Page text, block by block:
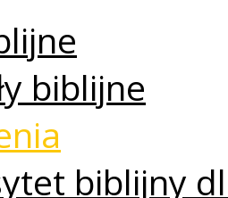
biblijne
biblijny